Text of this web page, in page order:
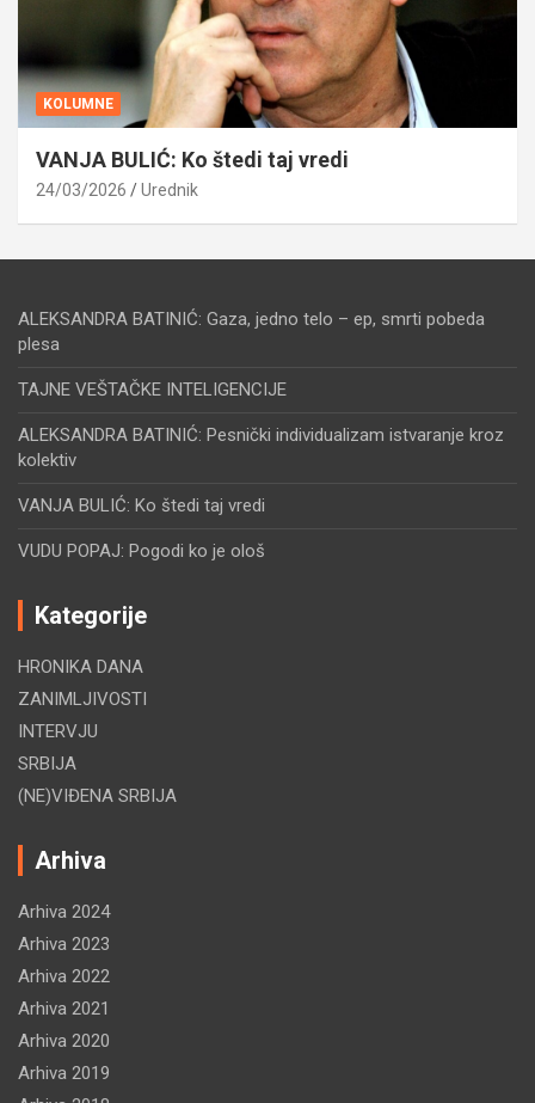
KOLUMNE
VANJA BULIĆ: Ko štedi taj vredi
24/03/2026 Urednik
ALEKSANDRA BATINIĆ: Gaza, jedno telo – ep, smrti pobeda
plesa
TAJNE VEŠTAČKE INTELIGENCIJE
ALEKSANDRA BATINIĆ: Pesnički individualizam istvaranje kroz
kolektiv
VANJA BULIĆ: Ko štedi taj vredi
VUDU POPAJ: Pogodi ko je ološ
Kategorije
HRONIKA DANA
ZANIMLJIVOSTI
INTERVJU
SRBIJA
(NE)VIĐENA SRBIJA
Arhiva
Arhiva 2024
Arhiva 2023
Arhiva 2022
Arhiva 2021
Arhiva 2020
Arhiva 2019